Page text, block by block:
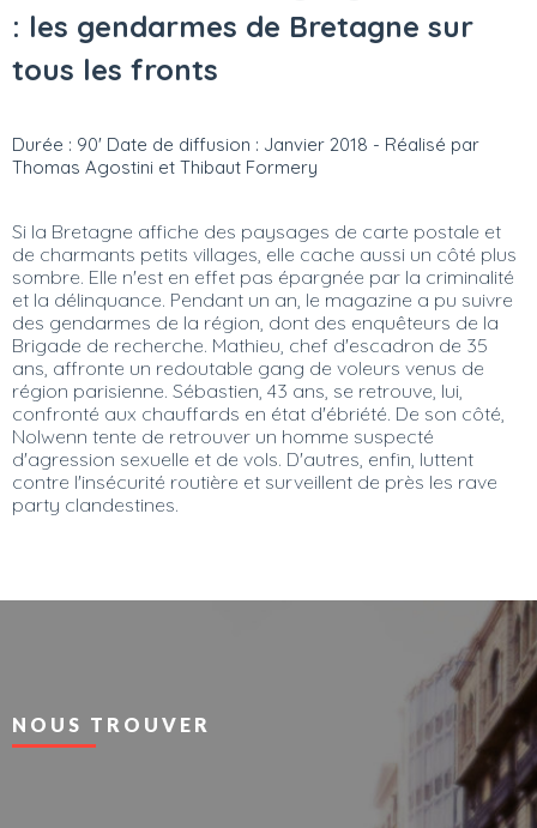
: les gendarmes de Bretagne sur
tous les fronts
Durée : 90' Date de diffusion : Janvier 2018 - Réalisé par
Thomas Agostini et Thibaut Formery
Si la Bretagne affiche des paysages de carte postale et
de charmants petits villages, elle cache aussi un côté plus
sombre. Elle n'est en effet pas épargnée par la criminalité
et la délinquance. Pendant un an, le magazine a pu suivre
des gendarmes de la région, dont des enquêteurs de la
Brigade de recherche. Mathieu, chef d'escadron de 35
ans, affronte un redoutable gang de voleurs venus de
région parisienne. Sébastien, 43 ans, se retrouve, lui,
confronté aux chauffards en état d'ébriété. De son côté,
Nolwenn tente de retrouver un homme suspecté
d'agression sexuelle et de vols. D'autres, enfin, luttent
contre l'insécurité routière et surveillent de près les rave
party clandestines.
NOUS TROUVER